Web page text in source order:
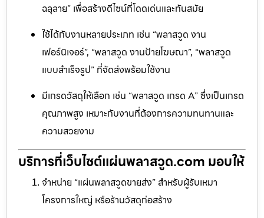
ฉลุลาย” เพื่อสร้างดีไซน์ที่โดดเด่นและทันสมัย
ใช้ได้กับงานหลายประเภท เช่น “พลาสวูด งาน
เฟอร์นิเจอร์”, “พลาสวูด งานป้ายโฆษณา”, “พลาสวูด
แบบสำเร็จรูป” ที่จัดส่งพร้อมใช้งาน
มีเกรดวัสดุให้เลือก เช่น “พลาสวูด เกรด A” ซึ่งเป็นเกรด
คุณภาพสูง เหมาะกับงานที่ต้องการความทนทานและ
ความสวยงาม
บริการที่เว็บไซต์แผ่นพลาสวูด.com มอบให้
จำหน่าย “แผ่นพลาสวูดขายส่ง” สำหรับผู้รับเหมา
โครงการใหญ่ หรือร้านวัสดุก่อสร้าง